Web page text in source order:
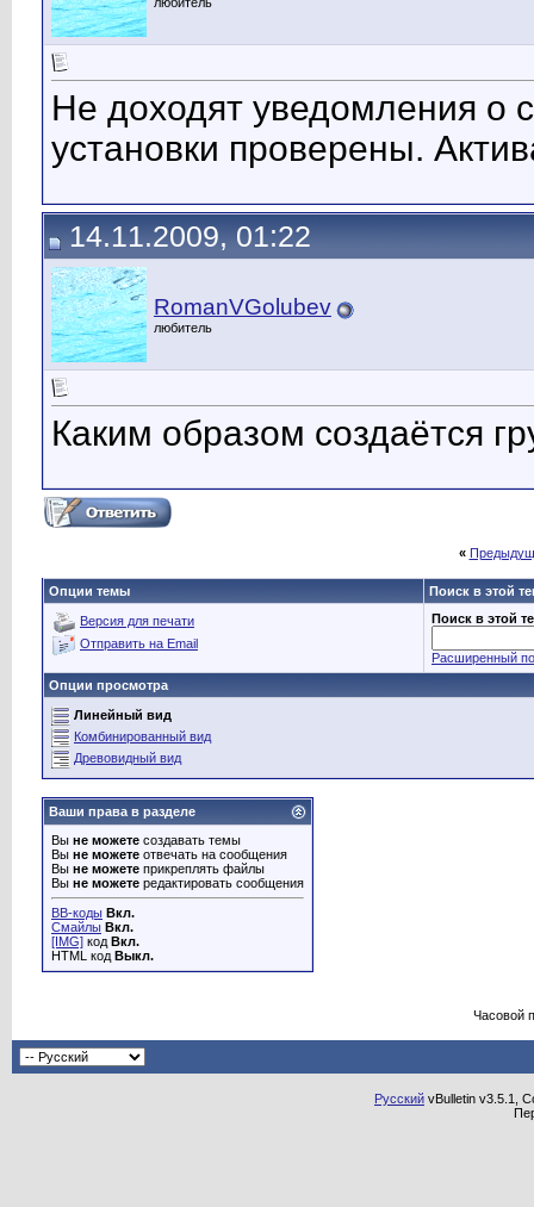
Не доходят уведомления о
установки проверены.
14.11.2009, 01:22
RomanVGolubev
любитель
Каким образом создаётся
«
Опции темы Поиск в этой
Версия для печати
Отправить на Email
Поиск в этой
Расширенный
Опции просмотра
Линейный вид
Комбинированный вид
Древовидный вид
Ваши права в разделе
Вы не можете создавать темы
Вы не можете отвечать на сообщения
Вы не можете прикреплять файлы
Вы не можете редактировать сообщения
BB-коды Вкл.
Смайлы Вкл.
[IMG] код Вкл.
HTML код Выкл.
Часовой
Русский vBulletin v3.5.1,